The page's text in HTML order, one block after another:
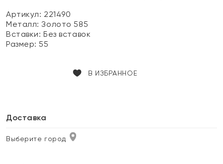
Артикул: 221490
Металл:Золото 585
Вставки:Без вставок
Размер:55
В ИЗБРАННОЕ
Доставка
Выберите город